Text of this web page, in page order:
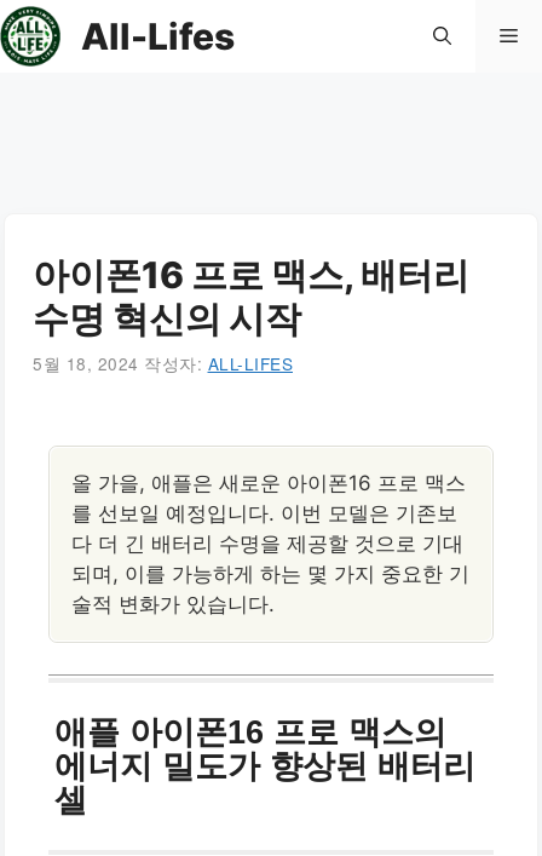
컨
텐
All-Lifes 메
아이폰16 프로 맥스, 배터리
수명 혁신의 시작
5월 18, 2024 작성자: ALL-LIFES
올 가을, 애플은 새로운 아이폰16 프로 맥스
를 선보일 예정입니다. 이번 모델은 기존보
다 더 긴 배터리 수명을 제공할 것으로 기대
되며, 이를 가능하게 하는 몇 가지 중요한 기
술적 변화가 있습니다.
애플 아이폰16 프로 맥스의
에너지 밀도가 향상된 배터리
셀